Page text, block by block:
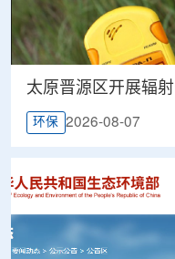
太原晋源区开展辐
环保 2026-08-07